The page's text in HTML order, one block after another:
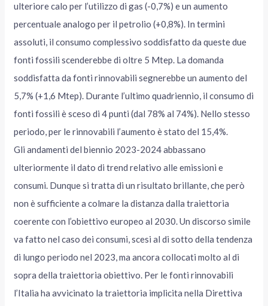
ulteriore calo per l’utilizzo di gas (-0,7%) e un aumento
percentuale analogo per il petrolio (+0,8%). In termini
assoluti, il consumo complessivo soddisfatto da queste due
fonti fossili scenderebbe di oltre 5 Mtep. La domanda
soddisfatta da fonti rinnovabili segnerebbe un aumento del
5,7% (+1,6 Mtep). Durante l’ultimo quadriennio, il consumo di
fonti fossili è sceso di 4 punti (dal 78% al 74%). Nello stesso
periodo, per le rinnovabili l’aumento è stato del 15,4%.
Gli andamenti del biennio 2023-2024 abbassano
ulteriormente il dato di trend relativo alle emissioni e
consumi. Dunque si tratta di un risultato brillante, che però
non è sufficiente a colmare la distanza dalla traiettoria
coerente con l’obiettivo europeo al 2030. Un discorso simile
va fatto nel caso dei consumi, scesi al di sotto della tendenza
di lungo periodo nel 2023, ma ancora collocati molto al di
sopra della traiettoria obiettivo. Per le fonti rinnovabili
l’Italia ha avvicinato la traiettoria implicita nella Direttiva